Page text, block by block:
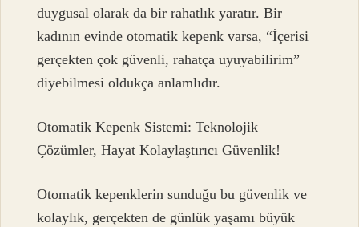
duygusal olarak da bir rahatlık yaratır. Bir
kadının evinde otomatik kepenk varsa, “İçerisi
gerçekten çok güvenli, rahatça uyuyabilirim”
diyebilmesi oldukça anlamlıdır.
Otomatik Kepenk Sistemi: Teknolojik
Çözümler, Hayat Kolaylaştırıcı Güvenlik!
Otomatik kepenklerin sunduğu bu güvenlik ve
kolaylık, gerçekten de günlük yaşamı büyük